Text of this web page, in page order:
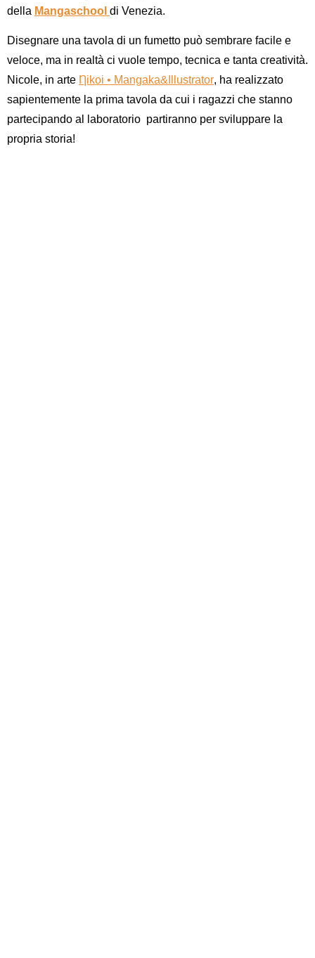
della Mangaschool di Venezia.
Disegnare una tavola di un fumetto può sembrare facile e
veloce, ma in realtà ci vuole tempo, tecnica e tanta creatività.
Nicole, in arte Ƞikoi • Mangaka&Illustrator, ha realizzato
sapientemente la prima tavola da cui i ragazzi che stanno
partecipando al laboratorio partiranno per sviluppare la
propria storia!